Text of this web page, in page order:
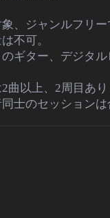
、ジャンルフリ
不可。
ギター、デジタ
曲以上、2周目あ
士のセッション